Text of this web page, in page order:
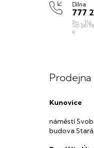
Dílna
777
Prodejna
Kunovice
náměstí
budova